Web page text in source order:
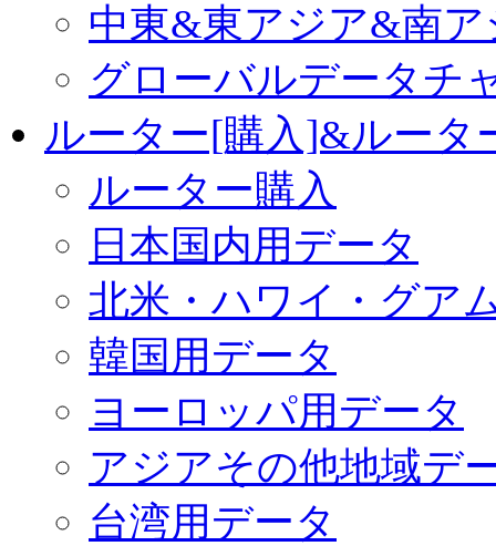
中東&東アジア&南
グローバルデータチ
ルーター[購入]&ルータ
ルーター購入
日本国内用データ
北米・ハワイ・グア
韓国用データ
ヨーロッパ用データ
アジアその他地域デ
台湾用データ